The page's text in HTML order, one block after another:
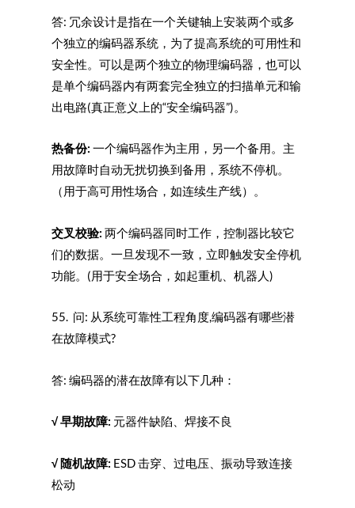
答: 冗余设计是指在一个关键轴上安装两个或多
个独立的编码器系统，为了提高系统的可用性和
安全性。可以是两个独立的物理编码器，也可以
是单个编码器内有两套完全独立的扫描单元和输
出电路(真正意义上的“安全编码器”)。
热备份: 一个编码器作为主用，另一个备用。主
用故障时自动无扰切换到备用，系统不停机。
（用于高可用性场合，如连续生产线）。
交叉校验: 两个编码器同时工作，控制器比较它
们的数据。一旦发现不一致，立即触发安全停机
功能。(用于安全场合，如起重机、机器人)
55. 问: 从系统可靠性工程角度,编码器有哪些潜
在故障模式?
答: 编码器的潜在故障有以下几种：
√早期故障: 元器件缺陷、焊接不良
√ 随机故障: ESD 击穿、过电压、振动导致连接
松动